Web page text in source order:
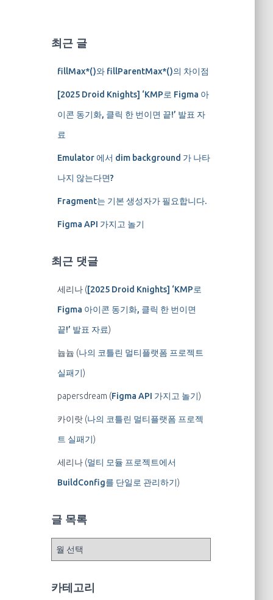
최근 글
fillMax*()와 fillParentMax*()의 차이점
[2025 Droid Knights] ‘KMP로 Figma 아
이콘 동기화, 클릭 한 번이면 끝!’ 발표 자
료
Emulator 에서 dim background 가 나타
나지 않는다면?
Fragment는 기본 생성자가 필요합니다.
Figma API 가지고 놀기
최근 댓글
세리나([2025 Droid Knights] ‘KMP로
Figma 아이콘 동기화, 클릭 한 번이면
끝!’ 발표 자료)
늅늅 (나의 코틀린 멀티플랫폼 프로젝트
실패기)
papersdream (Figma API 가지고 놀기)
카이랏(나의 코틀린 멀티플랫폼 프로젝
트 실패기)
세리나(멀티 모듈 프로젝트에서
BuildConfig를 단일로 관리하기)
글 목록
카테고리